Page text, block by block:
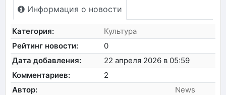
Информация о новости
Категория:
Культура
Рейтинг новости:
0
Дата добавления:
22 апреля 2026 в 05:59
Комментариев:
2
Автор:
News